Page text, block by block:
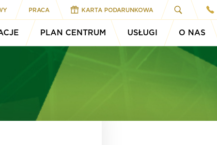
PRACA KARTA PODARUNKOWA
PLAN CENTRUM USŁUGI O NAS